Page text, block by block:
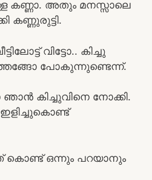
കണ്ണാ. അതും മനസ്സാലെ
കണ്ണുരുട്ടി.
വിട്ടോ.. കിച്ചു
പോകുന്നുണ്ടെന്ന്.
കിച്ചുവിനെ നോക്കി.
കൊണ്ട് ഒന്നും പറയാനും